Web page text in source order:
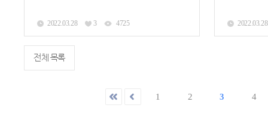
2022.03.28 3 4725 2022.03.28
전체 목록
1 2 3 4